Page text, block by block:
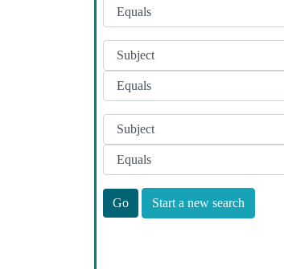
Start a new search